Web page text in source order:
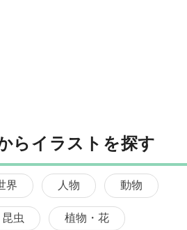
らイラストを探す
界 人物 動物
昆虫 植物・花